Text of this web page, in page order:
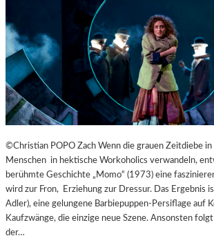
G
E
R
O
S
T
R
F
E
S
T
S
©Christian POPO Zach Wenn die grauen Zeitdiebe
Menschen in hektische Workoholics verwandeln,
berühmte Geschichte „Momo“ (1973) eine
wird zur Fron, Erziehung zur Dressur. Das Ergebnis
Adler), eine gelungene Barbiepuppen-Persiflage auf
Kaufzwänge, die einzige neue Szene. Ansonsten
der…